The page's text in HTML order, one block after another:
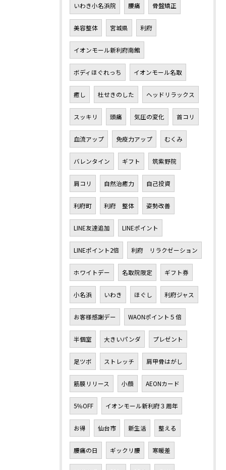
いわき小名浜院 腰痛 骨盤矯正
美容整体 宮城県 利府
イオンモール新利府南館
ボディほぐれっち イオンモール名取
癒し 杜せきのした ヘッドリラックス
スッキリ 頭痛 気圧の変化 首コリ
血流アップ 免疫力アップ むくみ
バレンタイン ギフト 筑紫野院
肩コリ 自然治癒力 自己投資
利府町 利府 整体 姿勢改善
LINE友達追加 LINEポイント
LINEポイント2倍 利府 リラクゼーション
ホワイトデー 名取院限定 ギフト券
小名浜 いわき ほぐし 利府ジャス
お客様感謝デー WAONポイント５倍
半個室 大きいパンダ プレゼント
足ツボ ストレッチ 肩甲骨はがし
筋膜リリース 小顔 AEONカード
5％OFF イオンモール新利府３周年
お得 仙台市 新生活 整える
腰痛の日 ギックリ腰 寒暖差